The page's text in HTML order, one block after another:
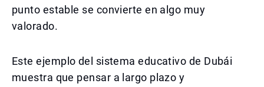
punto estable se convierte en algo muy
valorado.
Este ejemplo del sistema educativo de Dubái
muestra que pensar a largo plazo y